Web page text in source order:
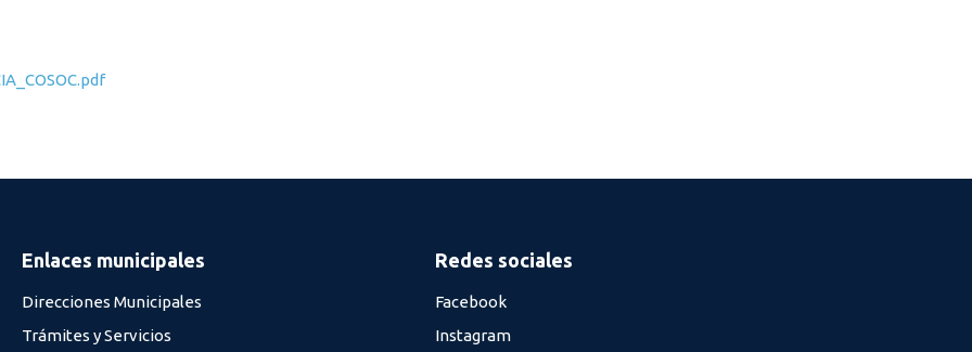
Enlaces municipales
Direcciones Municipales
Trámites y Servicios
Redes sociales
Facebook
Instagram